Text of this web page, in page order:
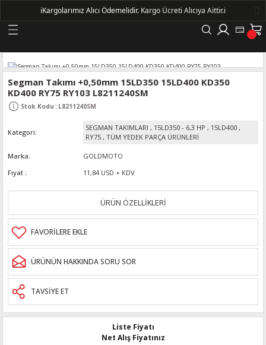
Geri Dön
Segman Takımı +0,50mm 15LD350 15LD400 KD350
KD400 RY75 RY103 L8211240SM
Stok Kodu : L8211240SM
Kategori
SEGMAN TAKIMLARI , 15LD350 - 6,3 HP , 15LD400 ,
RY75 , TÜM YEDEK PARÇA ÜRÜNLERİ
Marka
GOLDMOTO
Fiyat
11,84 USD + KDV
ÜRÜN ÖZELLİKLERİ
ÜRÜNÜN HAKKINDA SORU SOR
TAVSİYE ET
Liste Fiyatı
Net Alış Fiyatınız
ℹ️Kargolarımız Alıcı Ödemelidir. Kargo Ücreti Alıcıya Aittir.ℹ️